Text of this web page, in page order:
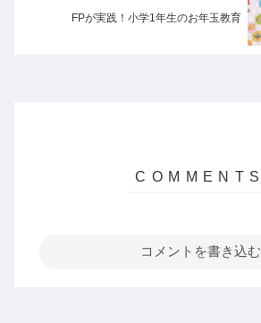
FPが実践！小学1年生のお年玉教育
コメントを書き込む